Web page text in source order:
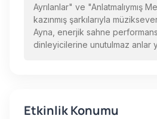
Ayrılanlar" ve "Anlatmalıymış
kazınmış şarkılarıyla
Ayna, enerjik sahne
dinleyicilerine unutulmaz anlar
Etkinlik Konumu